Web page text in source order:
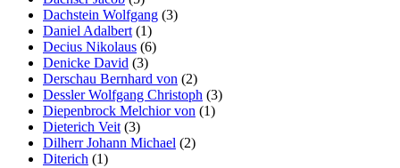
Dachstein Wolfgang (3)
Daniel Adalbert(1)
Decius Nikolaus (6)
Denicke David (3)
Derschau Bernhard von (2)
Dessler Wolfgang Christoph (3)
Diepenbrock Melchior von (1)
Dieterich Veit(3)
Dilherr Johann Michael (2)
Diterich (1)